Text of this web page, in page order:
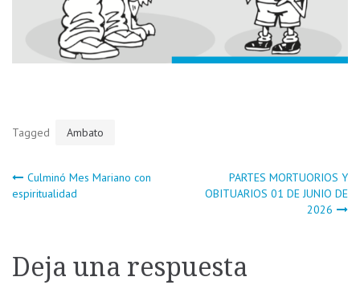
Tagged Ambato
Navegación
entradas
Culminó Mes Mariano con
espiritualidad
PARTES MORTUORIOS Y
OBITUARIOS 01 DE JUNIO DE
2026
Deja una respuesta